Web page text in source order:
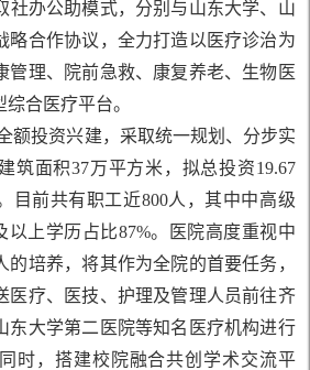
社办公助模式， 分别与山东大学、山
略合作协议， 全力打造以 医疗诊治为
管理、院前急救、康复养老、生物医
合医疗平台。
额投资兴建，采取统一规划、分步实
筑面积37万平方米，拟总投资19.67
目前共有职工近800人，其中中高级
以上学历占比87%。医院高度重视中
的培养，将其作为全院的首要任务，
医疗、医技、护理及管理人员前往齐
东大学第二医院等知名医疗机构进行
时，搭建校院融合共创学术交流平